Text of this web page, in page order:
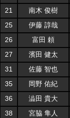
21
南木 俊樹
25
伊藤 諄哉
26
富田 頼
27
濱田 健太
31
佐藤 智也
35
岡野 佑紀
36
澁田 貴大
38
宮脇 隼人